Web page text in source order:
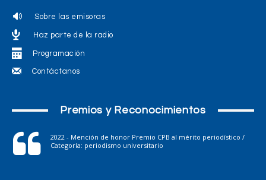
Sobre las emisoras
Haz parte de la radio
Programación
Contáctanos
Premios y Reconocimientos
2022 - Mención de honor Premio CPB al mérito periodístico /
Categoría: periodismo universitario